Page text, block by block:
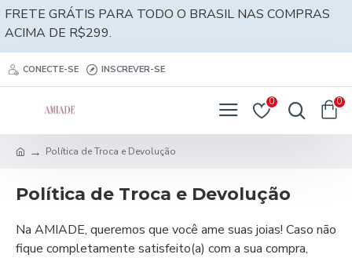
FRETE GRÁTIS PARA TODO O BRASIL NAS COMPRAS
ACIMA DE R$299.
CONECTE-SE INSCREVER-SE
0 0
Política de Troca e Devolução
Política de Troca e Devolução
Na AMIADE, queremos que você ame suas joias! Caso não
fique completamente satisfeito(a) com a sua compra,